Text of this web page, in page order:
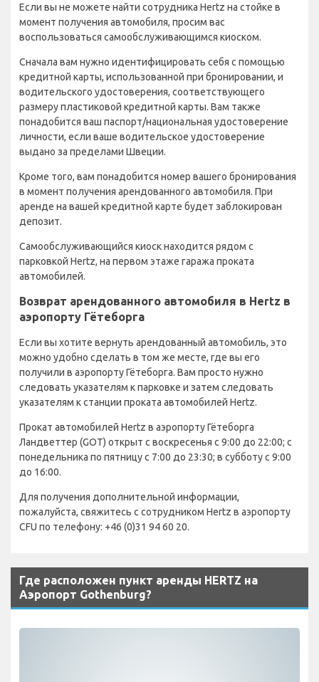
Если вы не можете найти сотрудника Hertz на стойке в
момент получения автомобиля, просим вас
воспользоваться самообслуживающимся киоском.
Сначала вам нужно идентифицировать себя с помощью
кредитной карты, использованной при бронировании, и
водительского удостоверения, соответствующего
размеру пластиковой кредитной карты. Вам также
понадобится ваш паспорт/национальная удостоверение
личности, если ваше водительское удостоверение
выдано за пределами Швеции.
Кроме того, вам понадобится номер вашего бронирования
в момент получения арендованного автомобиля. При
аренде на вашей кредитной карте будет заблокирован
депозит.
Самообслуживающийся киоск находится рядом с
парковкой Hertz, на первом этаже гаража проката
автомобилей.
Возврат арендованного автомобиля в Hertz в
аэропорту Гётеборга
Если вы хотите вернуть арендованный автомобиль, это
можно удобно сделать в том же месте, где вы его
получили в аэропорту Гётеборга. Вам просто нужно
следовать указателям к парковке и затем следовать
указателям к станции проката автомобилей Hertz.
Прокат автомобилей Hertz в аэропорту Гётеборга
Ландветтер (GOT) открыт с воскресенья с 9:00 до 22:00; с
понедельника по пятницу с 7:00 до 23:30; в субботу с 9:00
до 16:00.
Для получения дополнительной информации,
пожалуйста, свяжитесь с сотрудником Hertz в аэропорту
CFU по телефону: +46 (0)31 94 60 20.
Где расположен пункт аренды HERTZ на
Аэропорт Gothenburg?